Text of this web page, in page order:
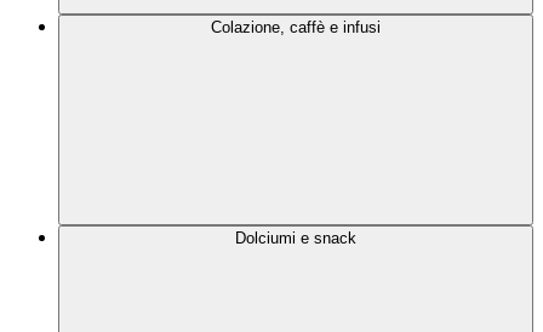
Colazione, caffè e infusi
Dolciumi e snack